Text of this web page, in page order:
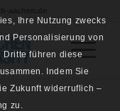
Ihre Nutzung zwecks
Personalisierung von
Dritte führen diese
Indem Sie
Zukunft widerruflich –
zu.